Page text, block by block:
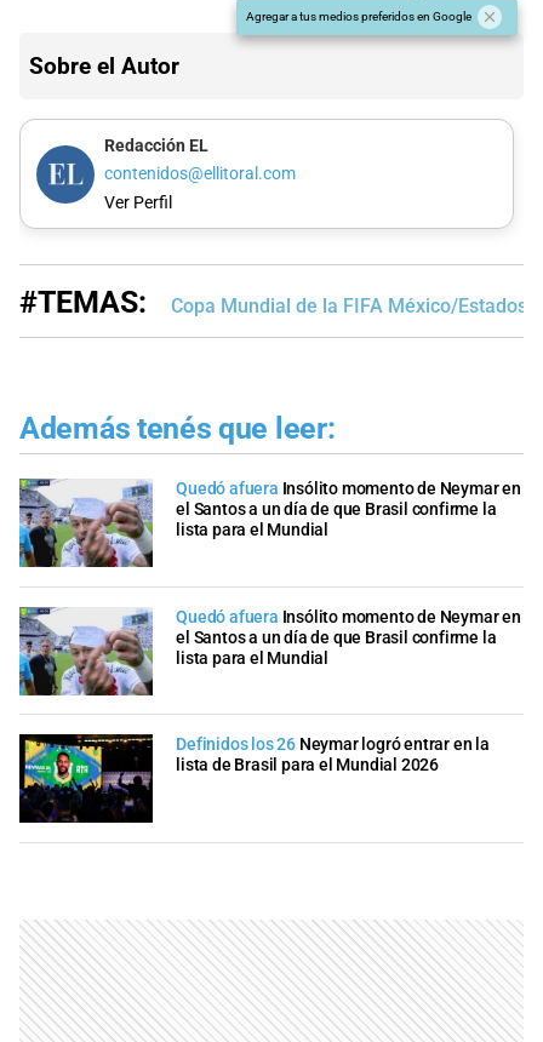
Agregar a tus medios preferidos en Google
Sobre el Autor
Redacción EL
contenidos@ellitoral.com
Ver Perfil
#TEMAS: Copa Mundial de la FIFA México/Estados
Además tenés que leer:
Quedó afuera Insólito momento de Neymar en
el Santos a un día de que Brasil confirme la
lista para el Mundial
Quedó afuera Insólito momento de Neymar en
el Santos a un día de que Brasil confirme la
lista para el Mundial
Definidos los 26 Neymar logró entrar en la
lista de Brasil para el Mundial 2026